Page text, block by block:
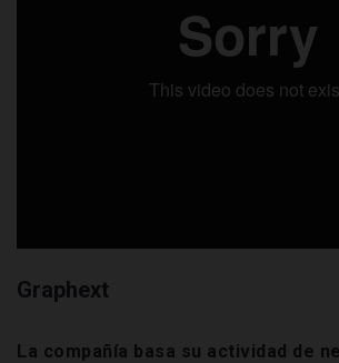
Graphext
La compañía basa su actividad de